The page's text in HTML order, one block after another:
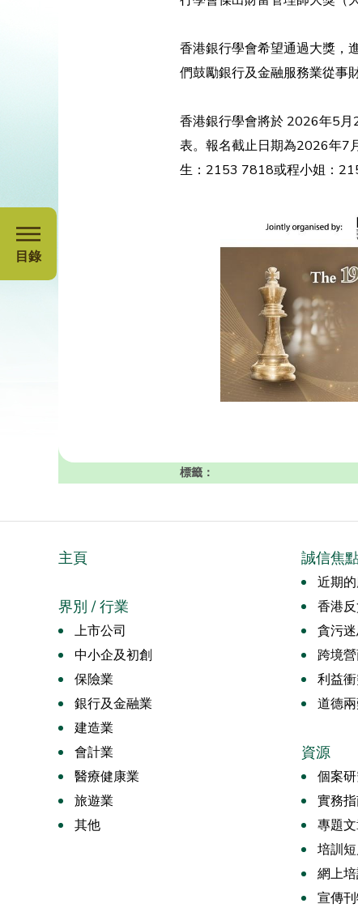
目錄
香港銀行學會希望通過大獎，
們鼓勵銀行及金融服務業從事
香港銀行學會將於 2026年5月
表。報名截止日期為2026年7
生：2153 7818或程小姐：
標籤：
主頁
界別 / 行業
上市公司
中小企及初創
保險業
銀行及金融業
建造業
會計業
醫療健康業
旅遊業
其他
誠信焦
近期
香港
貪污
跨境
利益
道德
資源
個案
實務
專題
培訓
網上
宣傳